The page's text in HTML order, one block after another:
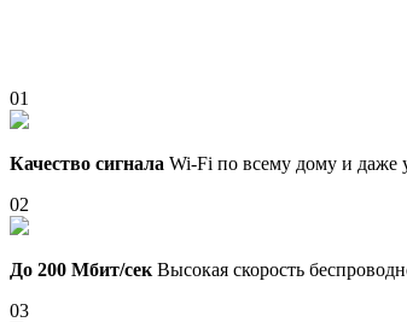
01
Качество сигнала Wi-Fi по всему дому и даже
02
До 200 Мбит/сек Высокая скорость
03